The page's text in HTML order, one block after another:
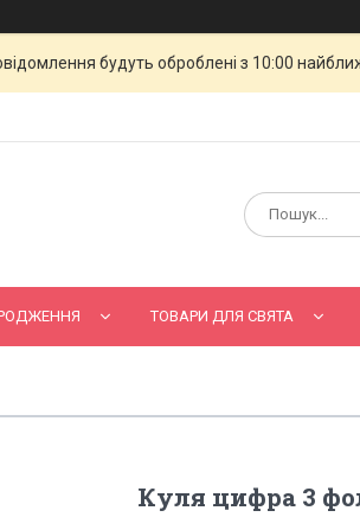
будуть оброблені з 10:00
ТОВАРИ ДЛЯ СВЯТА
Куля цифра 3